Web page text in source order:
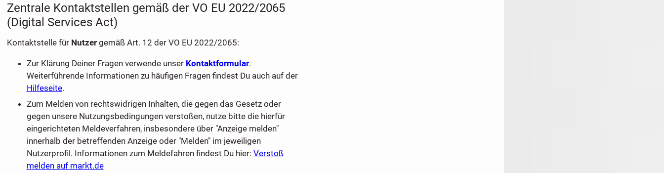
Zentrale Kontaktstellen gemäß der VO EU 2022/2065
(Digital Services Act)
Kontaktstelle für Nutzer gemäß Art. 12 der VO EU 2022/2065:
Zur Klärung Deiner Fragen verwende unser Kontaktformular.
Weiterführende Informationen zu häufigen Fragen findest Du auch auf der
Hilfeseite.
Zum Melden von rechtswidrigen Inhalten, die gegen das Gesetz oder
gegen unsere Nutzungsbedingungen verstoßen, nutze bitte die hierfür
eingerichteten Meldeverfahren, insbesondere über "Anzeige melden"
innerhalb der betreffenden Anzeige oder "Melden" im jeweiligen
Nutzerprofil. Informationen zum Meldefahren findest Du hier: Verstoß
melden auf markt.de